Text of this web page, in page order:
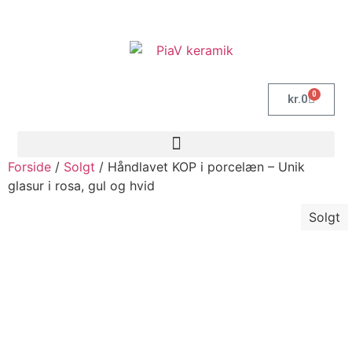
kr.0 0
Forside / Solgt / Håndlavet KOP i porcelæn – Unik
glasur i rosa, gul og hvid
Solgt